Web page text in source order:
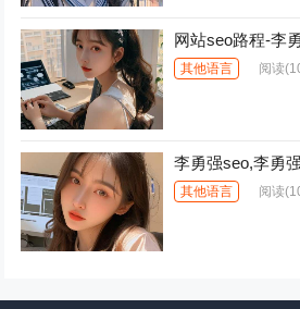
网站seo路程-李
其他语言 阅读
李勇强seo,李勇
其他语言 阅读